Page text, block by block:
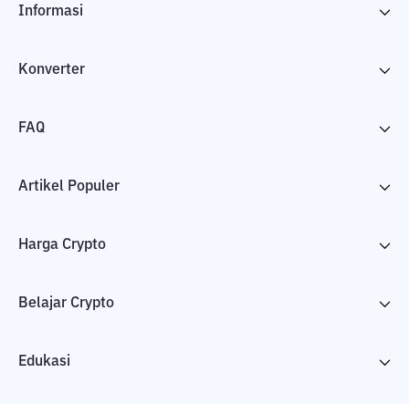
Informasi
Konverter
FAQ
Artikel Populer
Harga Crypto
Belajar Crypto
Edukasi